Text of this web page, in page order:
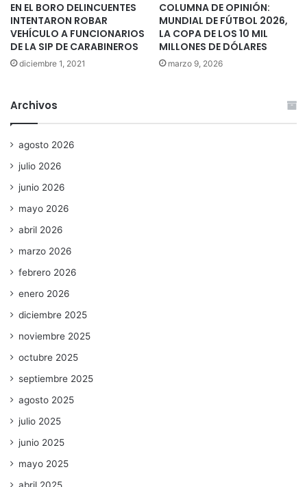
EN EL BORO DELINCUENTES
INTENTARON ROBAR
VEHÍCULO A FUNCIONARIOS
DE LA SIP DE CARABINEROS
diciembre 1, 2021
COLUMNA DE OPINIÓN:
MUNDIAL DE FÚTBOL 2026,
LA COPA DE LOS 10 MIL
MILLONES DE DÓLARES
marzo 9, 2026
Archivos
agosto 2026
julio 2026
junio 2026
mayo 2026
abril 2026
marzo 2026
febrero 2026
enero 2026
diciembre 2025
noviembre 2025
octubre 2025
septiembre 2025
agosto 2025
julio 2025
junio 2025
mayo 2025